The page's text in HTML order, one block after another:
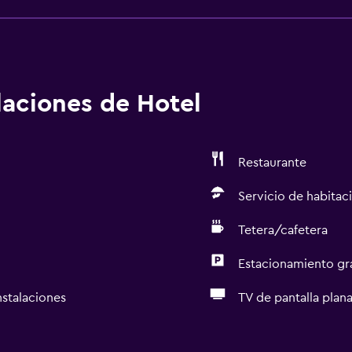
de Hotel
Restaurante
Servicio de
Tetera/cafetera
Estacionamiento
TV de pantalla plana